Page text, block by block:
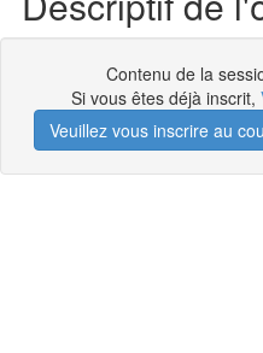
Contenu de la
Si vous êtes déjà inscrit,
Veuillez vous inscrire au